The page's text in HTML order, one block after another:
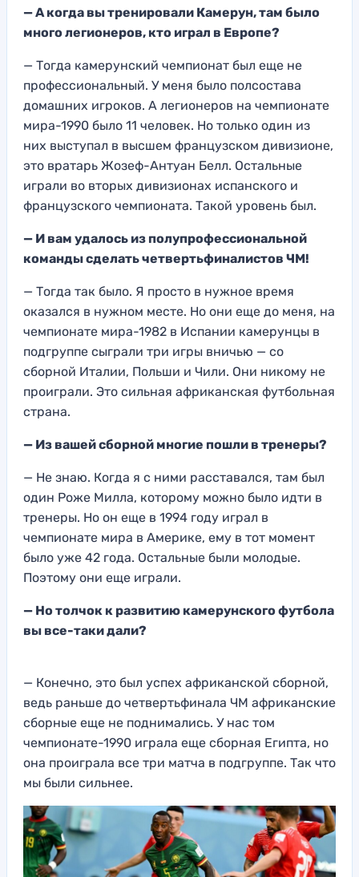
— А когда вы тренировали Камерун, там было
много легионеров, кто играл в Европе?
— Тогда камерунский чемпионат был еще не
профессиональный. У меня было полсостава
домашних игроков. А легионеров на чемпионате
мира-1990 было 11 человек. Но только один из
них выступал в высшем французском дивизионе,
это вратарь Жозеф-Антуан Белл. Остальные
играли во вторых дивизионах испанского и
французского чемпионата. Такой уровень был.
— И вам удалось из полупрофессиональной
команды сделать четвертьфиналистов ЧМ!
— Тогда так было. Я просто в нужное время
оказался в нужном месте. Но они еще до меня, на
чемпионате мира-1982 в Испании камерунцы в
подгруппе сыграли три игры вничью — со
сборной Италии, Польши и Чили. Они никому не
проиграли. Это сильная африканская футбольная
страна.
— Из вашей сборной многие пошли в тренеры?
— Не знаю. Когда я с ними расставался, там был
один Роже Милла, которому можно было идти в
тренеры. Но он еще в 1994 году играл в
чемпионате мира в Америке, ему в тот момент
было уже 42 года. Остальные были молодые.
Поэтому они еще играли.
— Но толчок к развитию камерунского футбола
вы все-таки дали?
— Конечно, это был успех африканской сборной,
ведь раньше до четвертьфинала ЧМ африканские
сборные еще не поднимались. У нас том
чемпионате-1990 играла еще сборная Египта, но
она проиграла все три матча в подгруппе. Так что
мы были сильнее.